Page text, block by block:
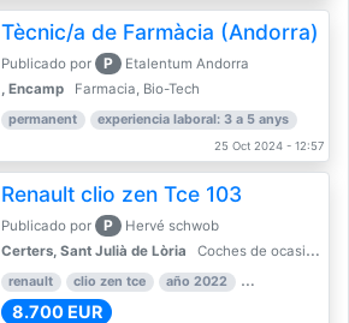
Tècnic/a de Farmàcia (Andorra)
Publicado por P
Etalentum Andorra
, Encamp
Farmacia, Bio-Tech
permanent experiencia laboral: 3 a 5 anys
25 Oct 2024 - 12:57
Renault clio zen Tce 103
Publicado por P
Hervé schwob
Certers, Sant Julià de Lòria
Coches de ocasión o Nuevo
renault clio zen tce año 2022 39.000 km
8.700 EUR